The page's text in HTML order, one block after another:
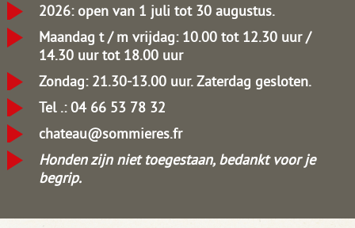
2026: open van 1 juli tot 30 augustus.
Maandag t / m vrijdag: 10.00 tot 12.30 uur /
14.30 uur tot 18.00 uur
Zondag: 21.30-13.00 uur.Zaterdag gesloten.
Tel .: 04 66 53 78 32
chateau@sommieres.fr
Honden zijn niet toegestaan, bedankt voor je
begrip.